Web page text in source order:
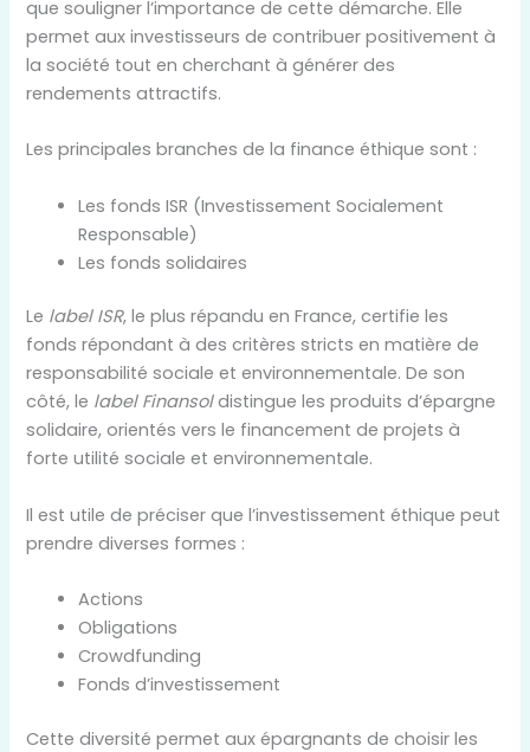
que souligner l’importance de cette démarche. Elle
permet aux investisseurs de contribuer positivement à
la société tout en cherchant à générer des
rendements attractifs.
Les principales branches de la finance éthique sont :
Les fonds ISR (Investissement Socialement
Responsable)
Les fonds solidaires
Le label ISR, le plus répandu en France, certifie les
fonds répondant à des critères stricts en matière de
responsabilité sociale et environnementale. De son
côté, le label Finansoldistingue les produits d’épargne
solidaire, orientés vers le financement de projets à
forte utilité sociale et environnementale.
Il est utile de préciser que l’investissement éthique peut
prendre diverses formes :
Actions
Obligations
Crowdfunding
Fonds d’investissement
Cette diversité permet aux épargnants de choisir les